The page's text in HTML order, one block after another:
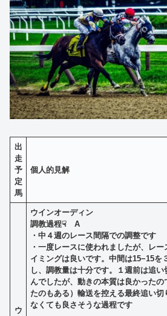
出
走
予
定
馬
個人的見解
ウ
ウインオーディン
調教過程☟ A
・中４週のレース間隔での調整です
・一度レースに使われましたが、レ
イミングは良いです。中間は15−15を
し、調教量は十分です。１週前は追
んでしたが、動きの本質は良かった
たのもある）輸送を控える最終追い
なくても良さそうな過程です